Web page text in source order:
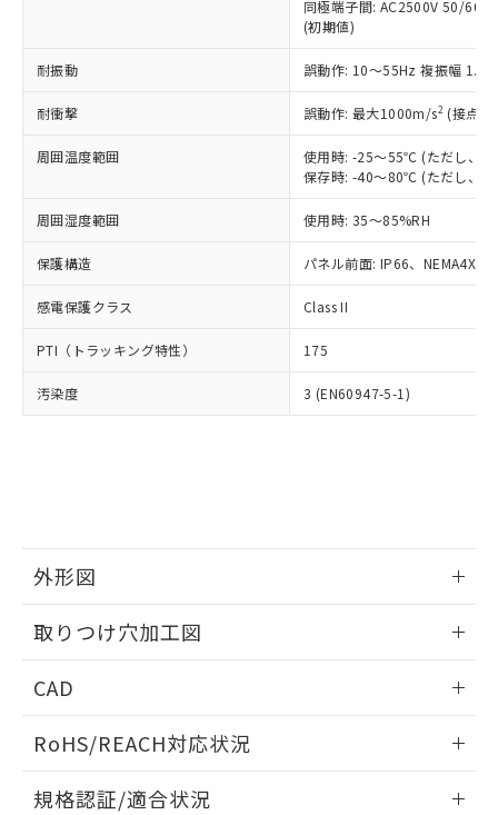
同極端子間: AC2500V 50/
(初期値)
耐振動 誤動作: 10～55Hz 複振幅
耐衝撃 誤動作: 最大1000m/s2 (接点
周囲温度範囲
使用時: -25～55℃ (ただし、氷
保存時: -40～80℃ (ただし、氷
周囲湿度範囲 使用時: 35～85%RH
保護構造 パネル前面: IP66、NEMA4X,
感電保護クラス Class II
PTI（トラッキング特性） 175
汚染度 3 (EN60947-5-1)
外形図
取りつけ穴加工図
CAD
ドすることができます。
RoHS/REACH対応状況
規格認証/適合状況
正式な納期状況および標準価格はお客
様のお取引先、またはお客様担当のオ
ムロン制御機器販売店・当社販売員に
オムロン制御機器販売店や当社販売拠
販売ネットワーク
」をご確認
在庫状況および標準価格結果を当社の
事前の承諾なく第三者に漏洩または開
マイパーツ機能（部品リスト作成サー
ビス）をご利用いただくには、I-Web
メンバーズにご登録されている必要が
あります。
お客様が当ウェブサイト上で当社にご
登録された部品リストについて、当社
および当社の共同利用者が、当社の製
用者の範囲」に記載されている法人を
(PBDE) 1000ppm以下、フタル酸ビス(2-エチルヘキシ
ル) (DEHP)(別名：DOP) 1000ppm以下、フタル酸ブチ
ルベンジル（BBP） 1000ppm以下、フタル酸ジブチル
（DBP） 1000ppm以下、フタル酸ジイソブチル
但し、RoHS指令で産業用監視および制御機器に対する
フタル酸エステル類の４物質については閾値を超える意
図的な使用がないことを確認しています。
※2 対応予定月
部品在庫の切り替え状況などにより、予定
月が前後することがあります。
※3 非含有証明書ダウンロード
※本証明書は発行日時点で非含有を証明す
るもので、過去に遡って非含有を証明する
ものではありません。
物質の対応では、対応完了までの期間は出
荷製品に未対応品が混在することから備考
していることから、特段のことがない限
り、2022年1月12日より割愛しておりま
す。
Cr(Ⅵ)(六価クロム) : 1000ppm、 PBBs(ポリ臭化ビフェ
ニル類) : 1000ppm、 PBDEs(ポリ臭化ジフェニルエーテ
イソブチル) : 1000ppm、 BBP(フタル酸ブチルベンジ
DEHP(フタル酸ビス(2-エチルヘキシル)) : 1000ppm
※2 環境保護使用期限
「ｅ」：有害物質（10物質）のすべてが基
準値以下であることを示します。
「10」：通常の使用状況下において有害物
質が外部に漏えいし、環境に深刻な影響を
及ぼさない年数を意味します。
「－」：未確認です。当社販売部門へお問
い合わせください。
当社は規制貨物を破棄する場合は、完
いよう必要な手段を講じます。
当社は貴社製品を、核兵器、ミサイ
ル、化学兵器、生物兵器またはその他
武器並びにこれらの製造装置等に一切
当社は、貴社製品を第三者に販売する
場合は、上記1、2および3の内容を当
該第三者に通知します。また当社は、
販売先および販売に係わる関係者が違
法に輸出するおそれがある場合は、取
り引きをいたしません。
一定数以上の在庫あり
一定数には満たないが在庫あり
在庫なし(最新の在庫状況につ
いては、お客様のお取引先、ま
たはお客様担当のオムロン制御
機器販売店・当社販売員にご確
白
受注生産機種、また在庫状況の
情報を公開していない機種